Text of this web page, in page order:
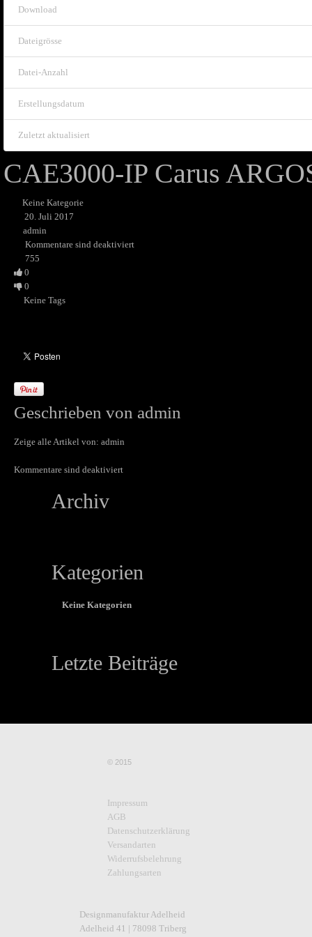
Download
Dateigrösse
Datei-Anzahl
Erstellungsdatum
Zuletzt aktualisiert
CAE3000-IP Carus
Keine Kategorie
20. Juli 2017
admin
Kommentare sind deaktiviert
755
0
0
Keine Tags
Geschrieben von admin
Zeige alle Artikel von: admin
Kommentare sind deaktiviert
Archiv
Kategorien
Keine Kategorien
Letzte Beiträge
© 2015
Impressum
AGB
Datenschutzerklärung
Versandarten
Widerrufsbelehrung
Zahlungsarten
Designmanufaktur Adelheid
Adelheid 41 | 78098 Triberg